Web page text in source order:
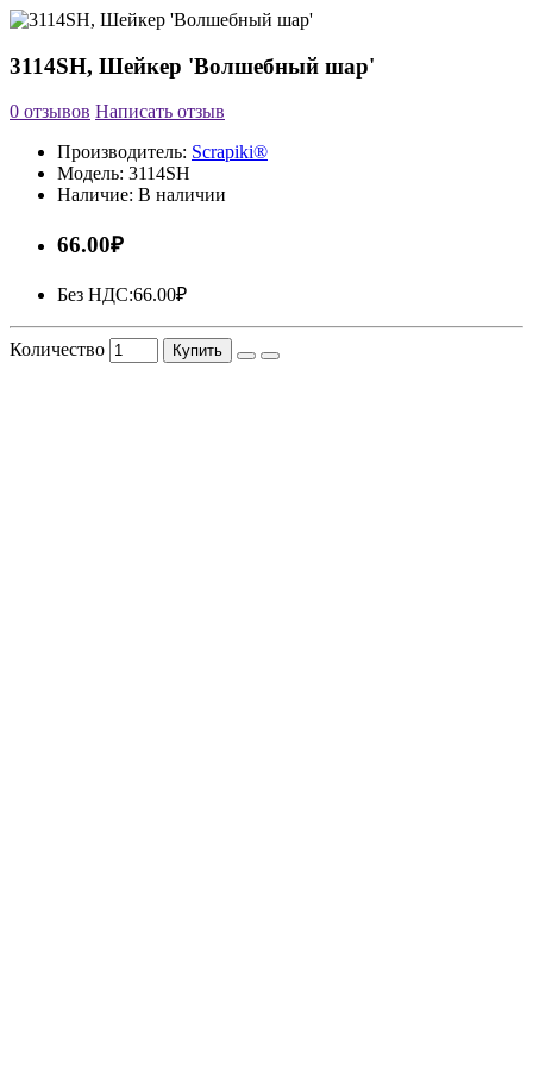
3114SH, Шейкер 'Волшебный шар'
0 отзывов Написать отзыв
Производитель: Scrapiki®
Модель: 3114SH
Наличие: В наличии
66.00₽
Без НДС:66.00₽
Количество Купить